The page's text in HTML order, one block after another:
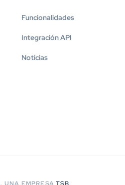
Funcionalidades
Integración API
Noticias